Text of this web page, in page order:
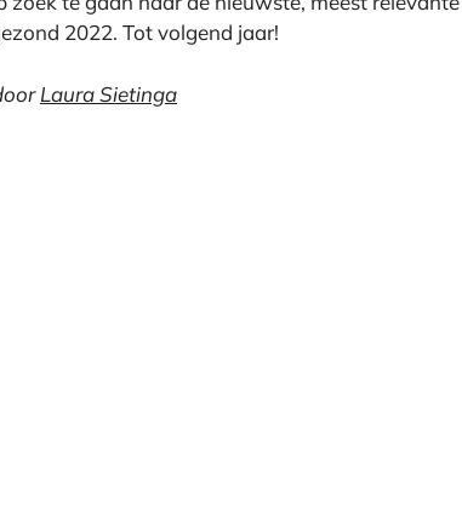
2022. Tot volgend jaar!
Laura Sietinga